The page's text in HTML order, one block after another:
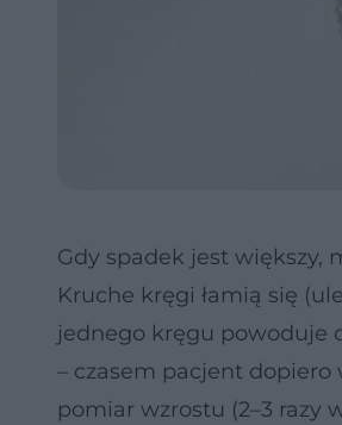
Gdy spadek jest większy,
Kruche kręgi łamią się
jednego kręgu powoduje
– czasem pacjent
pomiar wzrostu (2–3 razy